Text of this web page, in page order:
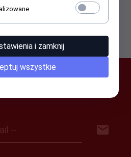
Bomberka
--
i zamknij
wszystkie